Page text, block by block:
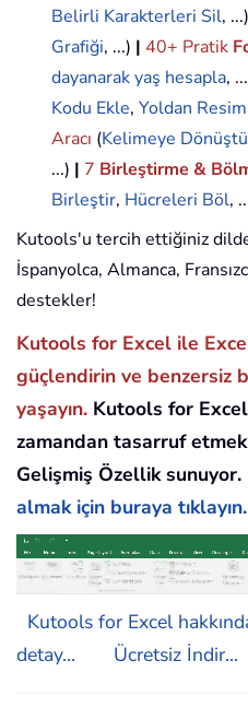
Belirli Karakterleri Sil, ...)
Grafiği, ...) | 40+ Pratik
dayanarak yaş hesapla,
Kodu Ekle, Yoldan
Aracı (Kelimeye
...) | 7 Birleştirme &
Birleştir, Hücreleri Böl,
Kutools'u tercih ettiğiniz
İspanyolca, Almanca,
destekler!
Kutools for Excel ile
güçlendirin ve benzersiz
yaşayın. Kutools for
zamandan tasarruf
Gelişmiş Özellik sunuyor.
almak için buraya
Kutools for Excel
detay...
Ücretsiz İndir...